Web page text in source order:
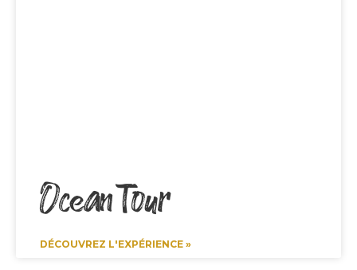
Ocean Tour
DÉCOUVREZ L'EXPÉRIENCE »